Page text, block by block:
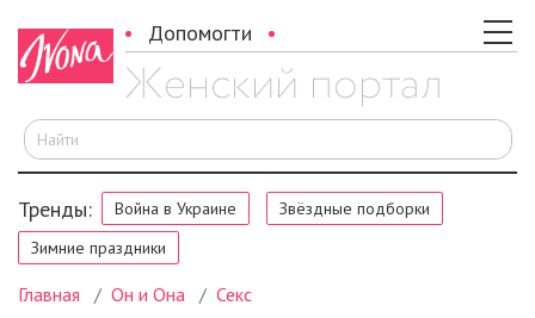
Допомогти
Тренды: Война в Украине
Звёздные подборки
Зимние праздники
Главная Он и Она Секс